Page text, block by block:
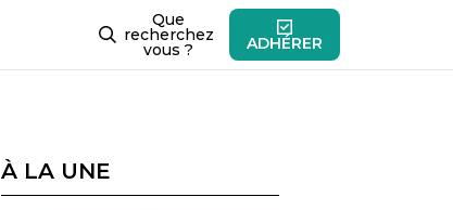
Que
recherchez
vous ? ADHÉRER
À LA UNE